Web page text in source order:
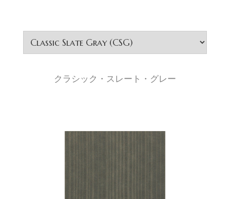
クラシック・スレート・グレー